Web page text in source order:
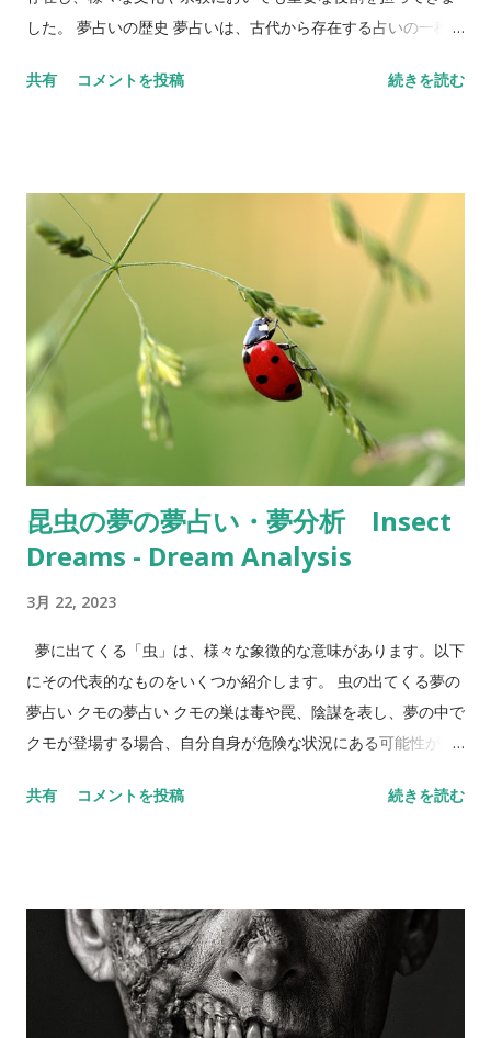
えている夢 犬が吠えている夢は、何か危険が迫っていることを
示しています。その危険に直面する前に、対策を講じることが
重要です。 犬が噛みつく夢 犬が噛みつく夢は、あなたが過度な
が追いかけてくる夢は、あなたが自分の問題に向き合わなけ...
した。 夢占いの歴史 夢占いは、古代から存在する占いの一種で
た。以下は、夢占いの歴史についての詳細です。 古代エジプト
エジプトの神話には、夢を解釈する神々も登場します。 古代ギ
リシャ 古代ギリシャにおいても、夢占いは重要視されていまし
た。有名な哲学者プラトンは、『国家』の中で、夢についての
考え方を述べています。また、古代ギリシャには、夢を解釈す
る専門家である「oneirocritica（オネイロクリティカ）」とい
う職業も存在しました。 中世ヨーロッパ 中世ヨーロッパにおい
ては、キリスト教の影響により、夢占いは一時的に忘れられる
時期がありました。しかし、聖書の中にも夢を解釈する場面が
登場するため、夢占いが完全に忘れられたわけではありません
でした。また、中世ヨーロッパでは、夢の内容によって病気を
診断する「夢診断」という方法も存在しました。 現代 現代にお
いても、夢占いは人々に愛され続けています。19世紀には、オ
用いた心理療法を提唱し、夢占いの新しい分野が生まれまし
た。また、現代では、夢占いを専門とする占い師やカウンセラ
ーも存在しています。 以上が、夢占いの歴史についての詳細で
す。夢占いは、古代から現代に至るまで、人々の心の中に深く
刻まれている占いの一つであり、今後も愛され続けることでし
が挙げられます。 自分自身の内面を知ることができる 夢占いを
し、心の健康を保つことができます。 問題解決や方向性を示す
ことができる 夢占いは、自分自身の問題解決や方向性を示すこ
とができます。夢の中で見たものや感じ...
共有 コメントを投稿 続きを読む
昆虫の夢の夢占い・夢分析 Insect
Dreams - Dream Analysis
3月 22, 2023
夢に出てくる「虫」は、様々な象徴的な意味があります。以下
にその代表的なものをいくつか紹介します。 虫の出てくる夢の
夢占い クモの夢占い クモの巣は毒や罠、陰謀を表し、夢の中で
クモが登場する場合、自分自身が危険な状況にある可能性があ
場合は、その危険から解放されることを表す場合もあります。
い アリは一生懸命働く姿勢や努力、集団の力を表すことがあり
ます。夢の中でアリが登場する場合、自分自身が努力している
ことや、周囲の人々と協力して何かを達成しようとしているこ
とを意味することがあります。ギリシャ神話では、アリが大海
共有 コメントを投稿 続きを読む